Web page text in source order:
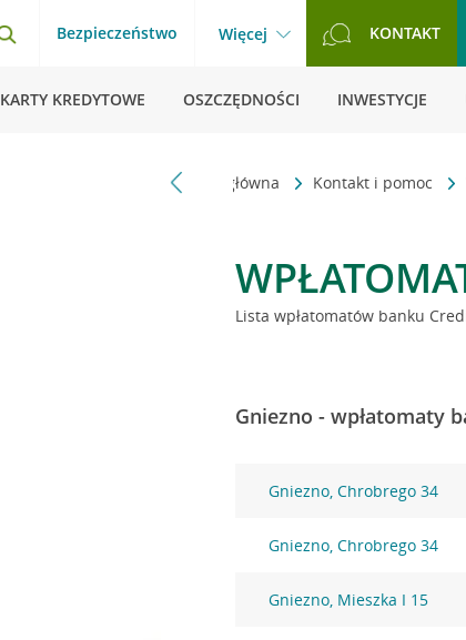
Bezpieczeństwo Więcej KONTAKT
KARTY KREDYTOWE OSZCZĘDNOŚCI INWESTYCJE
Strona główna Kontakt i pomoc
Lista wpłatomatów banku
Gniezno - wpłatomaty
Gniezno, Chrobrego 34
Gniezno, Chrobrego 34
Gniezno, Mieszka I 15